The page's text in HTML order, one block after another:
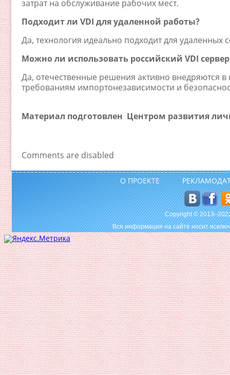
затрат на обслуживание рабочих мест.
Подходит ли VDI для удаленной работы?
Да, технология идеально подходит для удаленных
Можно ли использовать российский VDI
Да, отечественные решения активно внедряются
требованиям импортонезависимости и
Материал подготовлен Центром развития
Comments are disabled
О ПРОЕКТЕ
Copyright ©
Вся информация на сайте носит